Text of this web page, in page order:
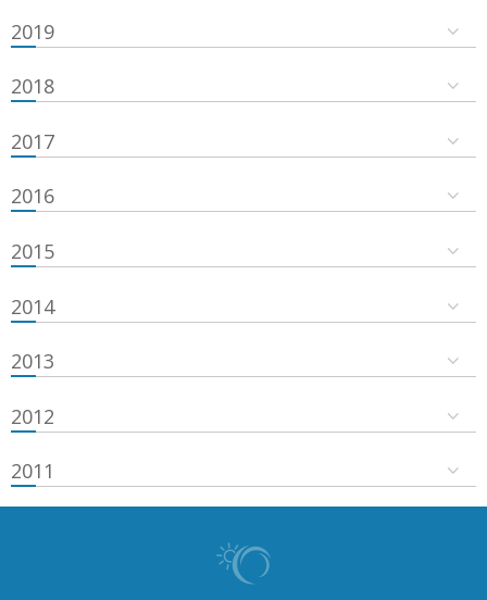
2019
2018
2017
2016
2015
2014
2013
2012
2011